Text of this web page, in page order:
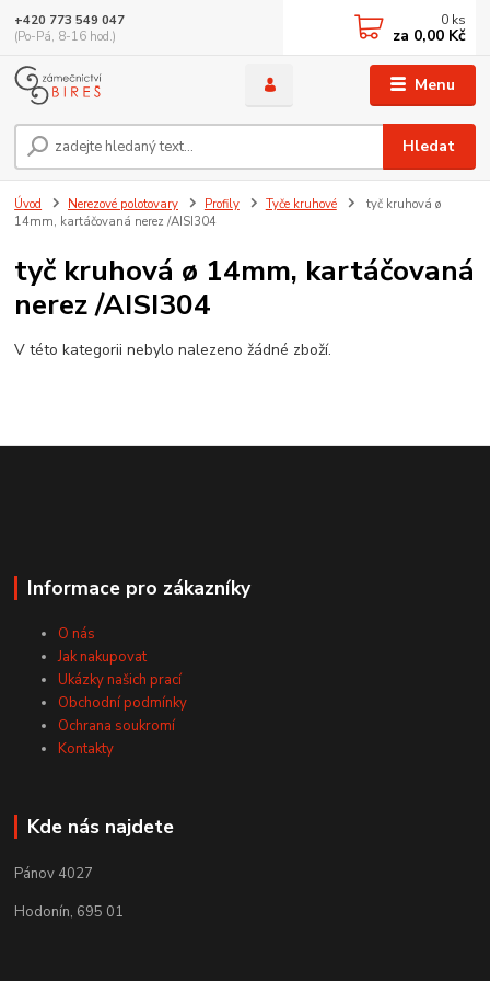
Menu
Hledat
+420 773 549 047
(Po-Pá, 8-16 hod.)
0 ks
za 0,00 Kč
Úvod Nerezové polotovary Profily Tyče kruhové
tyč kruhová ø
14mm, kartáčovaná nerez /AISI304
tyč kruhová ø 14mm, kartáčovaná
nerez /AISI304
V této kategorii nebylo nalezeno žádné zboží.
Informace pro zákazníky
O nás
Jak nakupovat
Ukázky našich prací
Obchodní podmínky
Ochrana soukromí
Kontakty
Kde nás najdete
Pánov 4027
Hodonín, 695 01